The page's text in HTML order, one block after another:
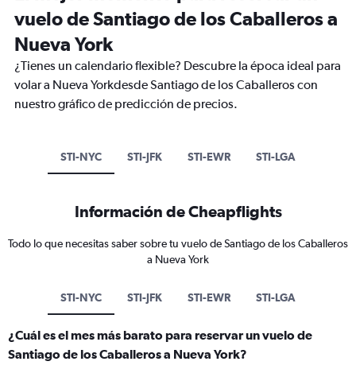
vuelo de Santiago de los Caballeros a
Nueva York
¿Tienes un calendario flexible? Descubre la época ideal para
volar a Nueva Yorkdesde Santiago de los Caballeros con
nuestro gráfico de predicción de precios.
STI-NYC STI-JFK STI-EWR STI-LGA
Información de Cheapflights
Todo lo que necesitas saber sobre tu vuelo de Santiago de los Caballeros
a Nueva York
STI-NYC STI-JFK STI-EWR STI-LGA
¿Cuál es el mes más barato para reservar un vuelo de
Santiago de los Caballeros a Nueva York?